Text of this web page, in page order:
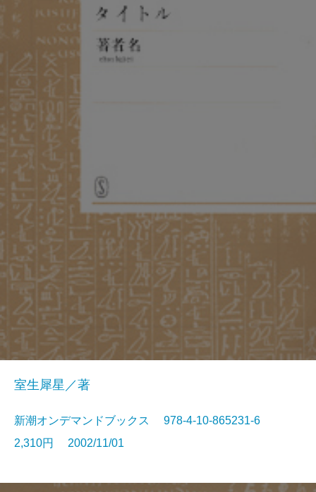
室生犀星／著
新潮オンデマンドブックス 978-4-10-865231-6
2,310円 2002/11/01